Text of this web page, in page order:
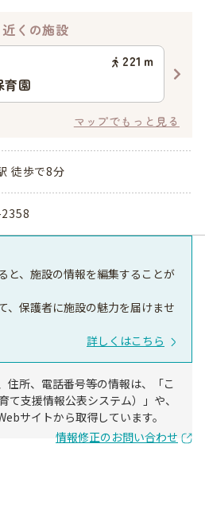
近くの施設
221 ｍ
育園
マップでもっと見る
徒歩で8分
と、施設の情報を編集することが
、保護者に施設の魅力を届けませ
詳しくはこちら
住所、電話番号等の情報は、「こ
て支援情報公表システム）」や、
サイトから取得しています。
情報修正のお問い合わせ